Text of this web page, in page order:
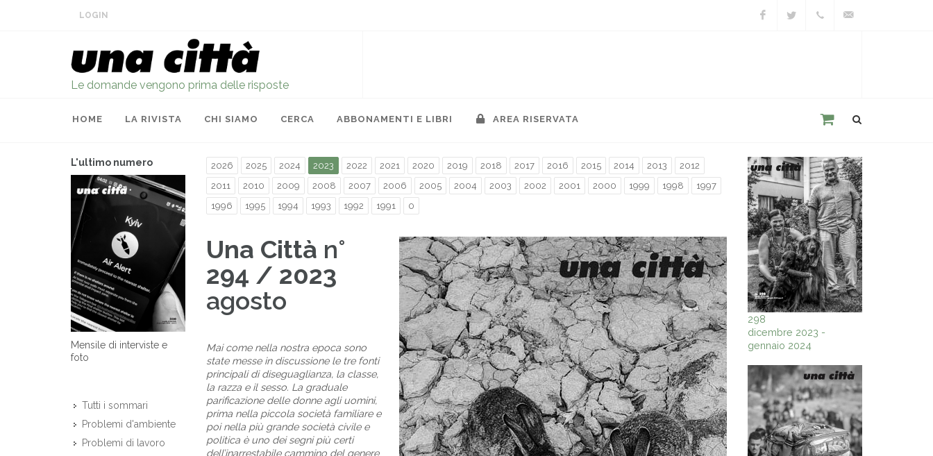
LOGIN
Le domande vengono prima delle risposte
HOME LA RIVISTA CHI SIAMO CERCA ABBONAMENTI E LIBRI AREA RISERVATA
L'ultimo numero
Mensile di interviste e
foto
Tutti i sommari
Problemi d'ambiente
Problemi di lavoro
2026 2025 2024 2023 2022 2021 2020 2019 2018 2017 2016 2015 2014 2013
2012
2011
2010 2009 2008 2007 2006 2005 2004 2003 2002 2001 2000 1999 1998
1997
1996
1995 1994 1993 1992 1991 0
Una Città n°
294 / 2023
agosto
Mai come nella nostra epoca sono
state messe in discussione le tre fonti
principali di diseguaglianza, la classe,
la razza e il sesso. La graduale
parificazione delle donne agli uomini,
prima nella piccola società familiare e
poi nella più grande società civile e
politica è uno dei segni più certi
dell’inarrestabile cammino del genere
298
dicembre 2023 -
gennaio 2024